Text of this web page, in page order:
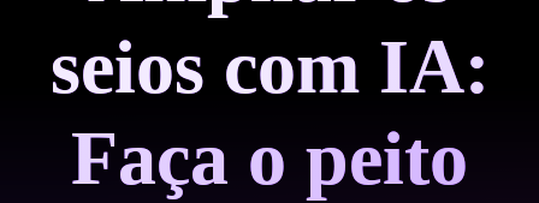
seios com IA:
Faça o peito